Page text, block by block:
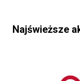
Najświeższe